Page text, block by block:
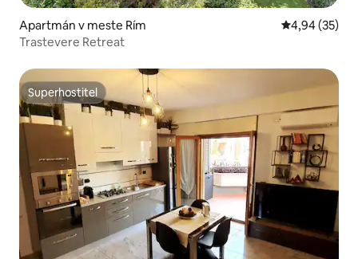
Apartmán v meste Rím Priemerné
4,94 (35)
Trastevere Retreat
Superhostiteľ
Superhostiteľ